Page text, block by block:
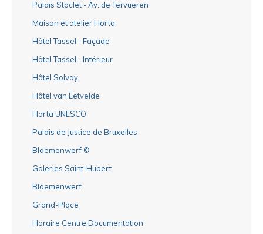
Palais Stoclet - Av. de Tervueren
Maison et atelier Horta
Hôtel Tassel - Façade
Hôtel Tassel - Intérieur
Hôtel Solvay
Hôtel van Eetvelde
Horta UNESCO
Palais de Justice de Bruxelles
Bloemenwerf ©
Galeries Saint-Hubert
Bloemenwerf
Grand-Place
Horaire Centre Documentation